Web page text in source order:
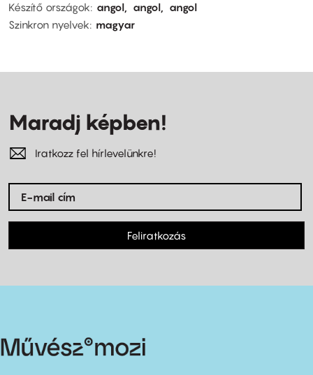
Készítő országok
angol angol
angol
Szinkron nyelvek
magyar
Maradj képben!
Iratkozz fel hírlevelünkre!
Feliratkozás